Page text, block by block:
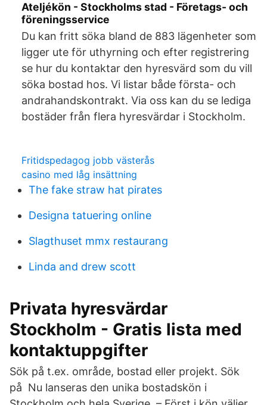
Ateljékön - Stockholms stad - Företags- och
föreningsservice
Du kan fritt söka bland de 883 lägenheter som
ligger ute för uthyrning och efter registrering
se hur du kontaktar den hyresvärd som du vill
söka bostad hos. Vi listar både första- och
andrahandskontrakt. Via oss kan du se lediga
bostäder från flera hyresvärdar i Stockholm.
Fritidspedagog jobb västerås
casino med låg insättning
The fake straw hat pirates
Designa tatuering online
Slagthuset mmx restaurang
Linda and drew scott
Privata hyresvärdar
Stockholm - Gratis lista med
kontaktuppgifter
Sök på t.ex. område, bostad eller projekt. Sök
på Nu lanseras den unika bostadskön i